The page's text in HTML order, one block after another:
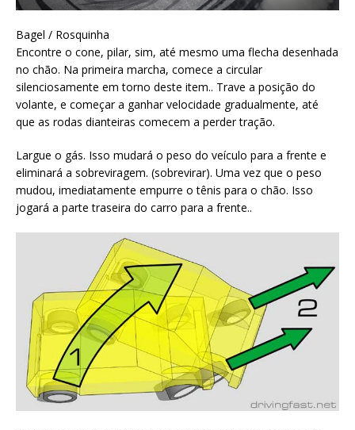
Bagel / Rosquinha
Encontre o cone, pilar, sim, até mesmo uma flecha desenhada
no chão. Na primeira marcha, comece a circular
silenciosamente em torno deste item.. Trave a posição do
volante, e começar a ganhar velocidade gradualmente, até
que as rodas dianteiras comecem a perder tração.
Largue o gás. Isso mudará o peso do veículo para a frente e
eliminará a sobreviragem. (sobrevirar). Uma vez que o peso
mudou, imediatamente empurre o tênis para o chão. Isso
jogará a parte traseira do carro para a frente..